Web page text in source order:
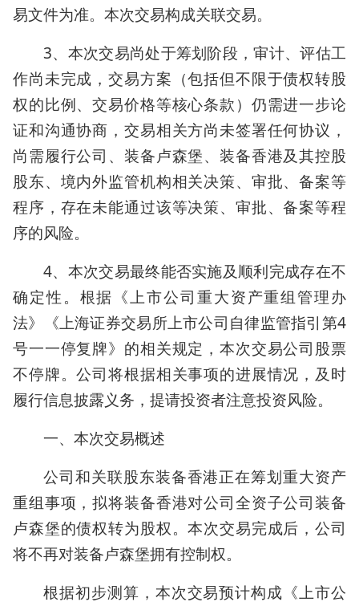
易文件为准。本次交易构成关联交易。
3、本次交易尚处于筹划阶段，审计、评估工
作尚未完成，交易方案（包括但不限于债权转股
权的比例、交易价格等核心条款）仍需进一步论
证和沟通协商，交易相关方尚未签署任何协议，
尚需履行公司、装备卢森堡、装备香港及其控股
股东、境内外监管机构相关决策、审批、备案等
程序，存在未能通过该等决策、审批、备案等程
序的风险。
4、本次交易最终能否实施及顺利完成存在不
确定性。根据《上市公司重大资产重组管理办
法》《上海证券交易所上市公司自律监管指引第4
号一一停复牌》的相关规定，本次交易公司股票
不停牌。公司将根据相关事项的进展情况，及时
履行信息披露义务，提请投资者注意投资风险。
一、本次交易概述
公司和关联股东装备香港正在筹划重大资产
重组事项，拟将装备香港对公司全资子公司装备
卢森堡的债权转为股权。本次交易完成后，公司
将不再对装备卢森堡拥有控制权。
根据初步测算，本次交易预计构成《上市公